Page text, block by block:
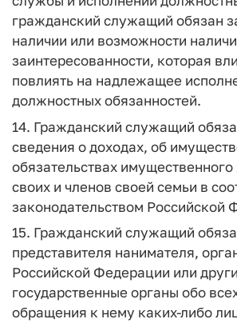
гражданский служащий обязан
наличии или возможности
заинтересованности, которая
повлиять на надлежащее
должностных обязанностей.
14. Гражданский служащий
сведения о доходах, об
обязательствах имущественного
своих и членов своей семьи в
законодательством Российской
15. Гражданский служащий
представителя нанимателя,
Российской Федерации или
государственные органы обо
обращения к нему каких-либо